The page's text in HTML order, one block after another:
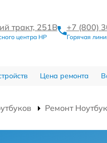
тракт, 251В
центра HP
+7 (800)
Горячая
Цена ремонта
Ремонт